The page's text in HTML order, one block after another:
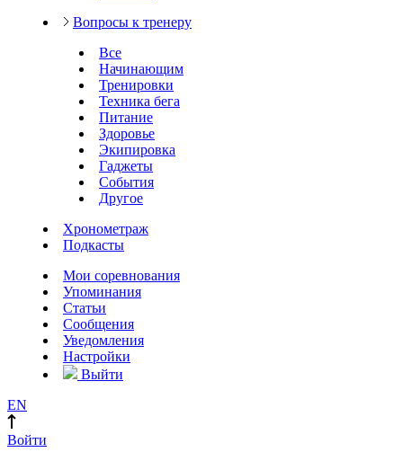
Вопросы к тренеру
Все
Начинающим
Тренировки
Техника бега
Питание
Здоровье
Экипировка
Гаджеты
События
Другое
Хронометраж
Подкасты
Мои соревнования
Упоминания
Статьи
Сообщения
Уведомления
Настройки
Выйти
EN
Войти